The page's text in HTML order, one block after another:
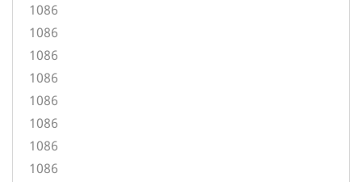
1086
1086
1086
1086
1086
1086
1086
1086